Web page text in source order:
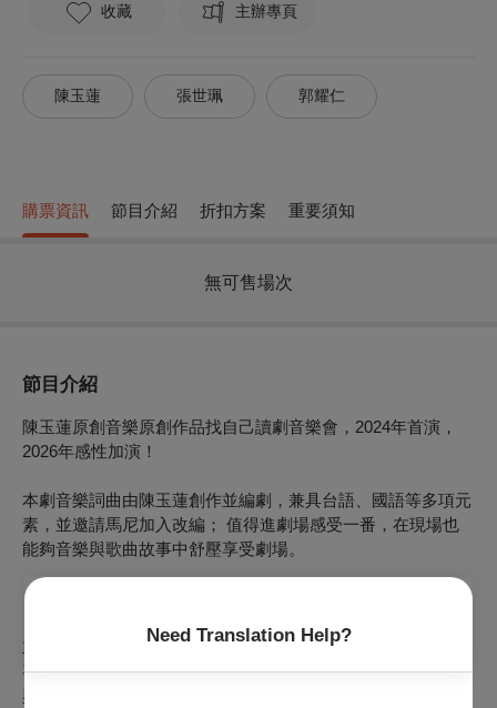
Need Translation Help?
收藏 主辦專頁
陳玉蓮 張世珮 郭耀仁
購票資訊 節目介紹 折扣方案 重要須知
無可售場次
節目介紹
陳玉蓮原創音樂原創作品找自己讀劇音樂會，2024年首演，
2026年感性加演！
本劇音樂詞曲由陳玉蓮創作並編劇，兼具台語、國語等多項元
素，並邀請馬尼加入改編； 值得進劇場感受一番，在現場也
能夠音樂與歌曲故事中舒壓享受劇場。
「你知道怎麼找自己嗎？」
主角大紫回望過去人生的來時路：天性浪漫的「小紫」從小就
喜歡歌仔戲，但家人反對，因此做罷；芳華年紀的「小紫」，
與喜歡的男孩夜夜談心，但家人反對，忍痛割捨。活在「家